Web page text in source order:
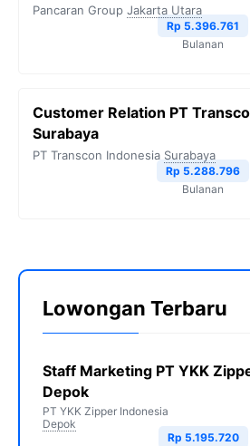
Pancaran Group Jakarta Utara
Rp 5.396.761
Bulanan
Customer Relation PT
Surabaya
PT Transcon Indonesia Surabaya
Rp 5.288.796
Bulanan
Lowongan Terbaru
Staff Marketing PT YKK
Depok
PT YKK Zipper Indonesia
Depok
Rp 5.195.720